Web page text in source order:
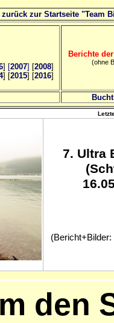
zurück zur Startseite "Team
] [2007] [2008]
] [2015] [2016]
Berichte
(ohne
7. Ultra
den